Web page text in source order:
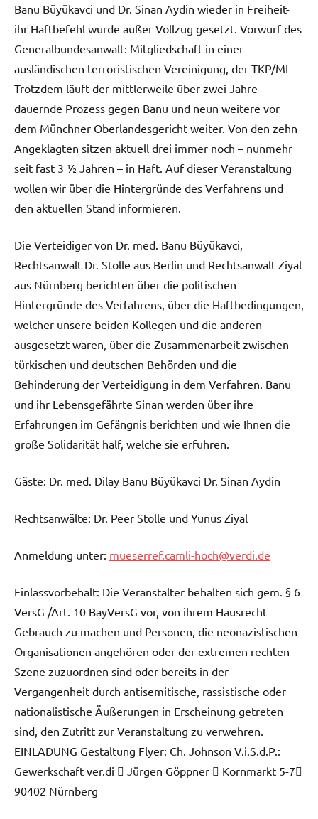
Banu Büyükavci und Dr. Sinan Aydin wieder in Freiheit-
ihr Haftbefehl wurde außer Vollzug gesetzt. Vorwurf des
Generalbundesanwalt: Mitgliedschaft in einer
ausländischen terroristischen Vereinigung, der TKP/ML
Trotzdem läuft der mittlerweile über zwei Jahre
dauernde Prozess gegen Banu und neun weitere vor
dem Münchner Oberlandesgericht weiter. Von den zehn
Angeklagten sitzen aktuell drei immer noch – nunmehr
seit fast 3 ½ Jahren – in Haft. Auf dieser Veranstaltung
wollen wir über die Hintergründe des Verfahrens und
den aktuellen Stand informieren.
Die Verteidiger von Dr. med. Banu Büyükavci,
Rechtsanwalt Dr. Stolle aus Berlin und Rechtsanwalt Ziyal
aus Nürnberg berichten über die politischen
Hintergründe des Verfahrens, über die Haftbedingungen,
welcher unsere beiden Kollegen und die anderen
ausgesetzt waren, über die Zusammenarbeit zwischen
türkischen und deutschen Behörden und die
Behinderung der Verteidigung in dem Verfahren. Banu
und ihr Lebensgefährte Sinan werden über ihre
Erfahrungen im Gefängnis berichten und wie Ihnen die
große Solidarität half, welche sie erfuhren.
Gäste: Dr. med. Dilay Banu Büyükavci Dr. Sinan Aydin
Rechtsanwälte: Dr. Peer Stolle und Yunus Ziyal
Anmeldung unter: mueserref.camli-hoch@verdi.de
Einlassvorbehalt: Die Veranstalter behalten sich gem. § 6
VersG /Art. 10 BayVersG vor, von ihrem Hausrecht
Gebrauch zu machen und Personen, die neonazistischen
Organisationen angehören oder der extremen rechten
Szene zuzuordnen sind oder bereits in der
Vergangenheit durch antisemitische, rassistische oder
nationalistische Äußerungen in Erscheinung getreten
sind, den Zutritt zur Veranstaltung zu verwehren.
EINLADUNG Gestaltung Flyer: Ch. Johnson V.i.S.d.P.:
Gewerkschaft ver.di  Jürgen Göppner  Kornmarkt 5-7
90402 Nürnberg